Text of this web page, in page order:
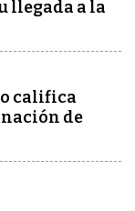
llegada a la
califica
de